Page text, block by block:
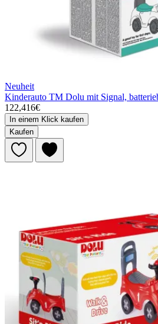
Neuheit
Kinderauto TM Dolu mit Signal,
122,416€
In einem Klick kaufen
Kaufen